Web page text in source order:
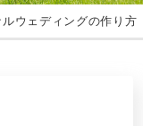
ルウェディングの作り方